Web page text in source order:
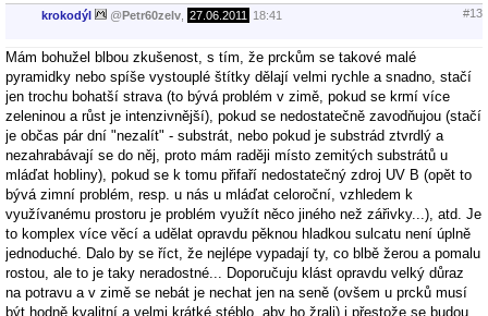
krokodýl @Petr60zelv 27.06.2011 18:41 #13
Mám bohužel blbou zkušenost, s tím, že prckům se takové malé
pyramidky nebo spíše vystouplé štítky dělají velmi rychle a snadno, stačí
jen trochu bohatší strava (to bývá problém v zimě, pokud se krmí více
zeleninou a růst je intenzivnější), pokud se nedostatečně zavodňujou (stačí
je občas pár dní "nezalít" - substrát, nebo pokud je substrád ztvrdlý a
nezahrabávají se do něj, proto mám raději místo zemitých substrátů u
mláďat hobliny), pokud se k tomu přifaří nedostatečný zdroj UV B (opět to
bývá zimní problém, resp. u nás u mláďat celoroční, vzhledem k
využívanému prostoru je problém využít něco jiného než zářivky...), atd. Je
to komplex více věcí a udělat opravdu pěknou hladkou sulcatu není úplně
jednoduché. Dalo by se říct, že nejlépe vypadají ty, co blbě žerou a pomalu
rostou, ale to je taky neradostné... Doporučuju klást opravdu velký důraz
na potravu a v zimě se nebát je nechat jen na seně (ovšem u prcků musí
být hodně kvalitní a velmi krátké stéblo, aby ho žrali) i přestože se budou